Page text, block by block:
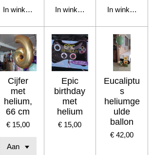
In winkelwagen In winkelwagen In
Cijfer
met
helium,
66 cm
€ 15,00
Epic
birthday
met
helium
€ 15,00
Eucaliptu
s
heliumge
ulde
ballon
€ 42,00